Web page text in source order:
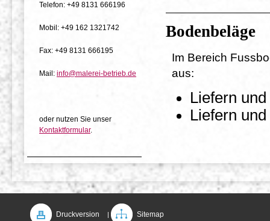
Telefon: +49 8131 666196
Mobil: +49 162 1321742
Fax: +49 8131 666195
Mail: info@malerei-betrieb.de
oder nutzen Sie unser
Kontaktformular.
Bodenbeläge
Im Bereich
aus:
Liefern
Liefern
Druckversion | Sitemap